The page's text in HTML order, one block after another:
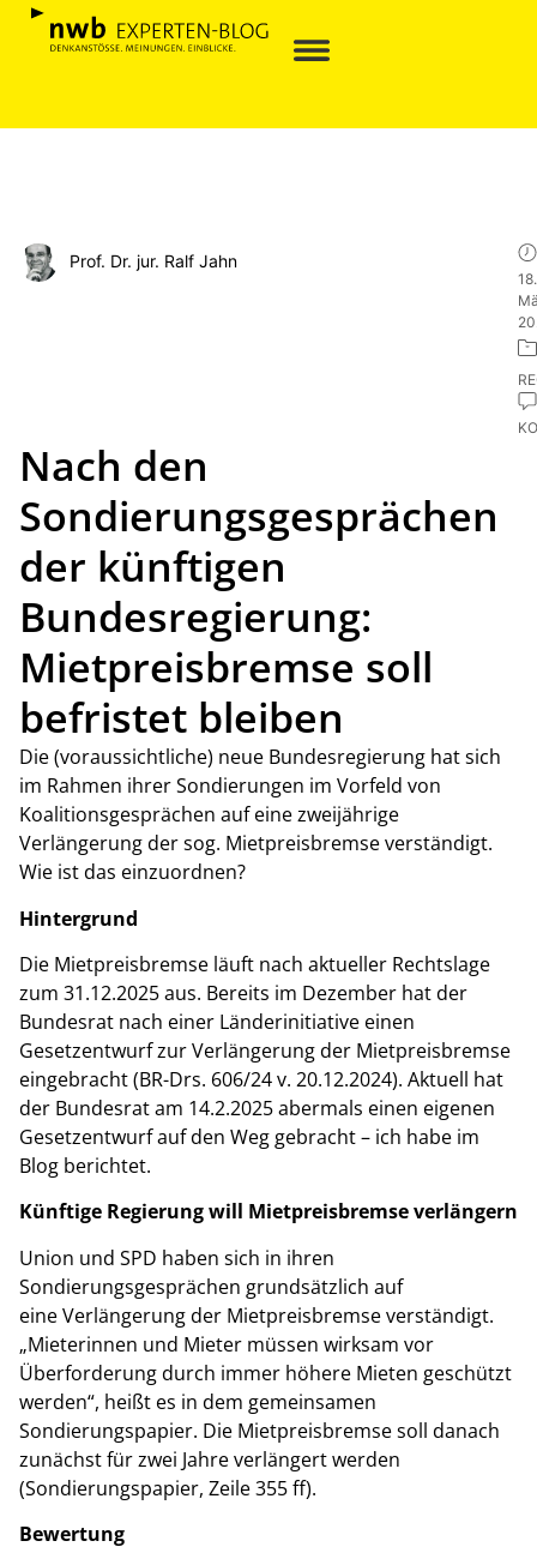
Prof. Dr. jur. Ralf Jahn
18.
Nach den
Sondierungsgesprächen
der künftigen
Bundesregierung:
Mietpreisbremse soll
befristet bleiben
Die (voraussichtliche) neue Bundesregierung hat sich
im Rahmen ihrer Sondierungen im Vorfeld von
Koalitionsgesprächen auf eine zweijährige
Verlängerung der sog. Mietpreisbremse verständigt.
Wie ist das einzuordnen?
Hintergrund
Die Mietpreisbremse läuft nach aktueller Rechtslage
zum 31.12.2025 aus. Bereits im Dezember hat der
Bundesrat nach einer Länderinitiative einen
Gesetzentwurf zur Verlängerung der Mietpreisbremse
eingebracht (BR-Drs. 606/24 v. 20.12.2024). Aktuell hat
der Bundesrat am 14.2.2025 abermals einen eigenen
Gesetzentwurf auf den Weg gebracht – ich habe im
Blog berichtet.
Künftige Regierung will Mietpreisbremse verlängern
Union und SPD haben sich in ihren
Sondierungsgesprächen grundsätzlich auf
eine Verlängerung der Mietpreisbremse verständigt.
„Mieterinnen und Mieter müssen wirksam vor
Überforderung durch immer höhere Mieten geschützt
werden“, heißt es in dem gemeinsamen
Sondierungspapier. Die Mietpreisbremse soll danach
zunächst für zwei Jahre verlängert werden
(Sondierungspapier, Zeile 355 ff).
Bewertung